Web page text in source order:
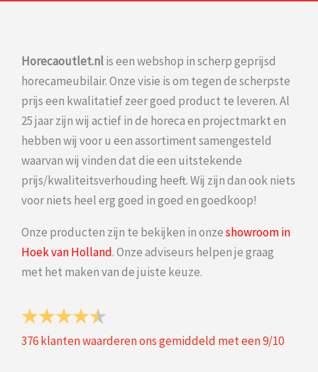
Horecaoutlet.nlis een webshop in scherp geprijsd
horecameubilair. Onze visie is om tegen de scherpste
prijs een kwalitatief zeer goed product te leveren. Al
25 jaar zijn wij actief in de horeca en projectmarkt en
hebben wij voor u een assortiment samengesteld
waarvan wij vinden dat die een uitstekende
prijs/kwaliteitsverhouding heeft. Wij zijn dan ook niets
voor niets heel erg goed in goed en goedkoop!
Onze producten zijn te bekijken in onzeshowroom in
Hoek van Holland. Onze adviseurs helpen je graag
met het maken van de juiste keuze.
376klanten waarderen ons gemiddeld met een9/10